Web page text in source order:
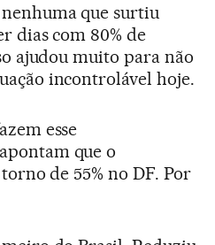
que surtiu
dias com 80% de
ajudou muito para não
incontrolável hoje.
esse
que o
de 55% no DF. Por